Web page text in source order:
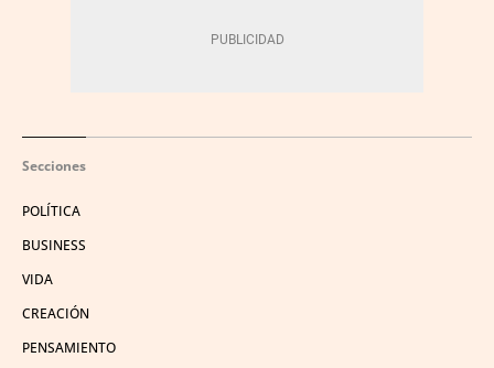
Secciones
POLÍTICA
BUSINESS
VIDA
CREACIÓN
PENSAMIENTO